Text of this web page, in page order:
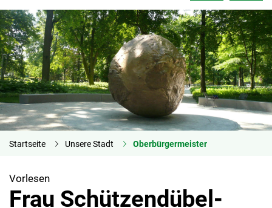
Startseite Unsere Stadt Oberbürgermeister
Vorlesen
Frau Schützendübel-